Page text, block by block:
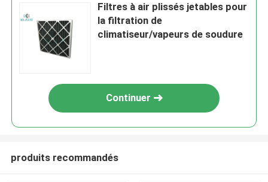
Filtres à air plissés jetables pour
la filtration de
climatiseur/vapeurs de soudure
Continuer
produits recommandés